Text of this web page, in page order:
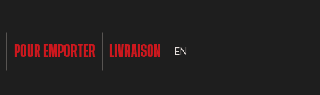
POUR EMPORTER LIVRAISON EN